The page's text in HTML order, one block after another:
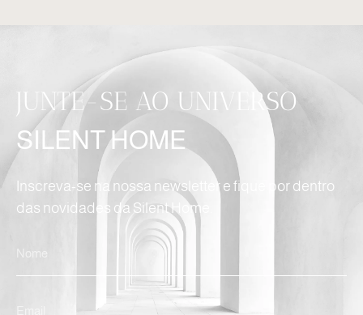
JUNTE-SE AO UNIVERSO
SILENT HOME
Inscreva-se na nossa newsletter e fique por dentro
das novidades da Silent Home.